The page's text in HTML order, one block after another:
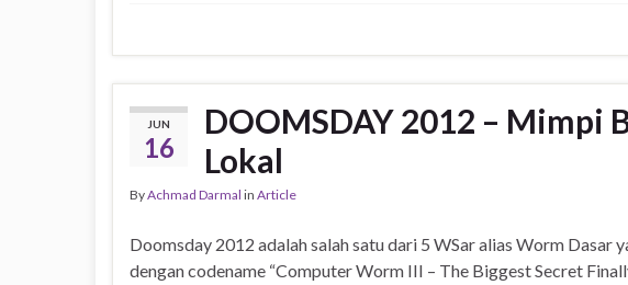
JUN
16
DOOMSDAY 2012 – Mimpi
Lokal
ByAchmad Darmal in Article
Doomsday 2012 adalah salah satu dari 5 WSar alias Worm Dasar
dengan codename “Computer Worm III – The Biggest Secret